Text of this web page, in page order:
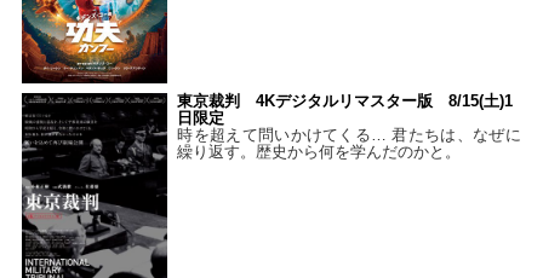
東京裁判 4Kデジタルリマスター版 8/15(土)1
日限定
時を超えて問いかけてくる… 君たちは、なぜに
繰り返す。歴史から何を学んだのかと。